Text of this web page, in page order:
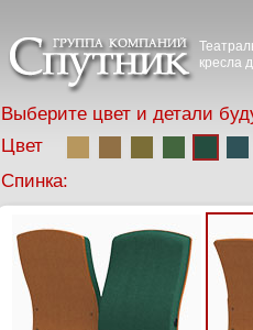
кресла
Выберите цвет и детали
Цвет
Спинка: